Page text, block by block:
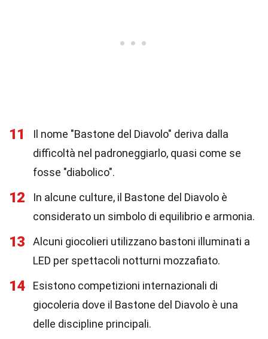
11
Il nome "Bastone del Diavolo" deriva dalla
difficoltà nel padroneggiarlo, quasi come se
fosse "diabolico".
12
In alcune culture, il Bastone del Diavolo è
considerato un simbolo di equilibrio e armonia.
13
Alcuni giocolieri utilizzano bastoni illuminati a
LED per spettacoli notturni mozzafiato.
14
Esistono competizioni internazionali di
giocoleria dove il Bastone del Diavolo è una
delle discipline principali.